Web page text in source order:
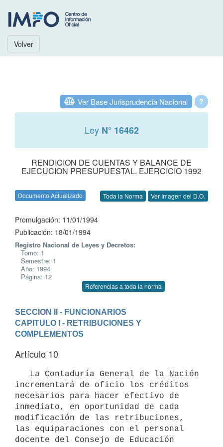
Volver
?
Ver Base Jurisprudencia Nacional
Ley N° 16462
RENDICION DE CUENTAS Y BALANCE DE
EJECUCION PRESUPUESTAL. EJERCICIO 1992
Documento Actualizado Toda la Norma Ver Imagen del D.O.
Promulgación: 11/01/1994
Publicación: 18/01/1994
Registro Nacional de Leyes y Decretos:
Tomo: 1
Semestre: 1
Año: 1994
Página: 12
Referencias a toda la norma
SECCION II - FUNCIONARIOS
CAPITULO I - RETRIBUCIONES Y
COMPLEMENTOS
Artículo 10
incrementará de oficio los créditos
necesarios para hacer efectivo de
inmediato, en oportunidad de cada
modificación de las retribuciones,
las equiparaciones con el personal
docente del Consejo de Educación